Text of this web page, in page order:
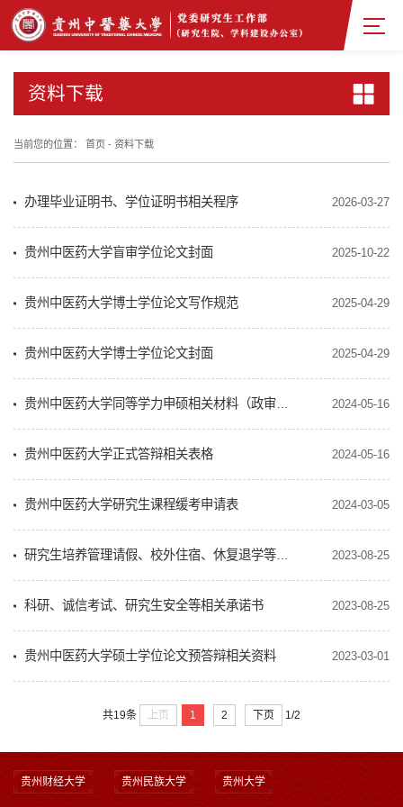
资料下载
当前您的位置： 首页 - 资料下载
办理毕业证明书、学位证明书相关程序 2026-03-27
贵州中医药大学盲审学位论文封面 2025-10-22
贵州中医药大学博士学位论文写作规范 2025-04-29
贵州中医药大学博士学位论文封面 2025-04-29
2024-05-16
贵州中医药大学正式答辩相关表格 2024-05-16
贵州中医药大学研究生课程缓考申请表 2024-03-05
2023-08-25
科研、诚信考试、研究生安全等相关承诺书 2023-08-25
贵州中医药大学硕士学位论文预答辩相关资料 2023-03-01
共19条 上页 1 2 下页 1/2
贵州财经大学 贵州民族大学 贵州大学